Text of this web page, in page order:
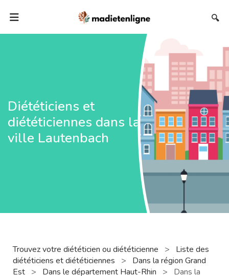
🔍
Diététiciens et
diététiciennes dans la
ville Lautenbach
Trouvez votre diététicien ou diététicienne >
Liste des
diététiciens et diététiciennes
>
Dans la région Grand
Est > Dans le département Haut-Rhin >
Dans la